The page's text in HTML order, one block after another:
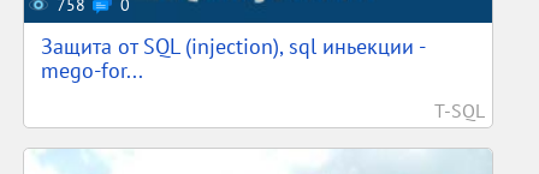
758 0
Защита от SQL (injection), sql иньекции -
mego-for...
T-SQL